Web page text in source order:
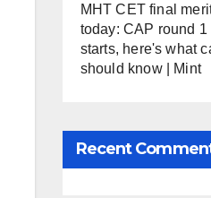
MHT CET final
today: CAP round
starts, here's what
should know | Mint
Recent